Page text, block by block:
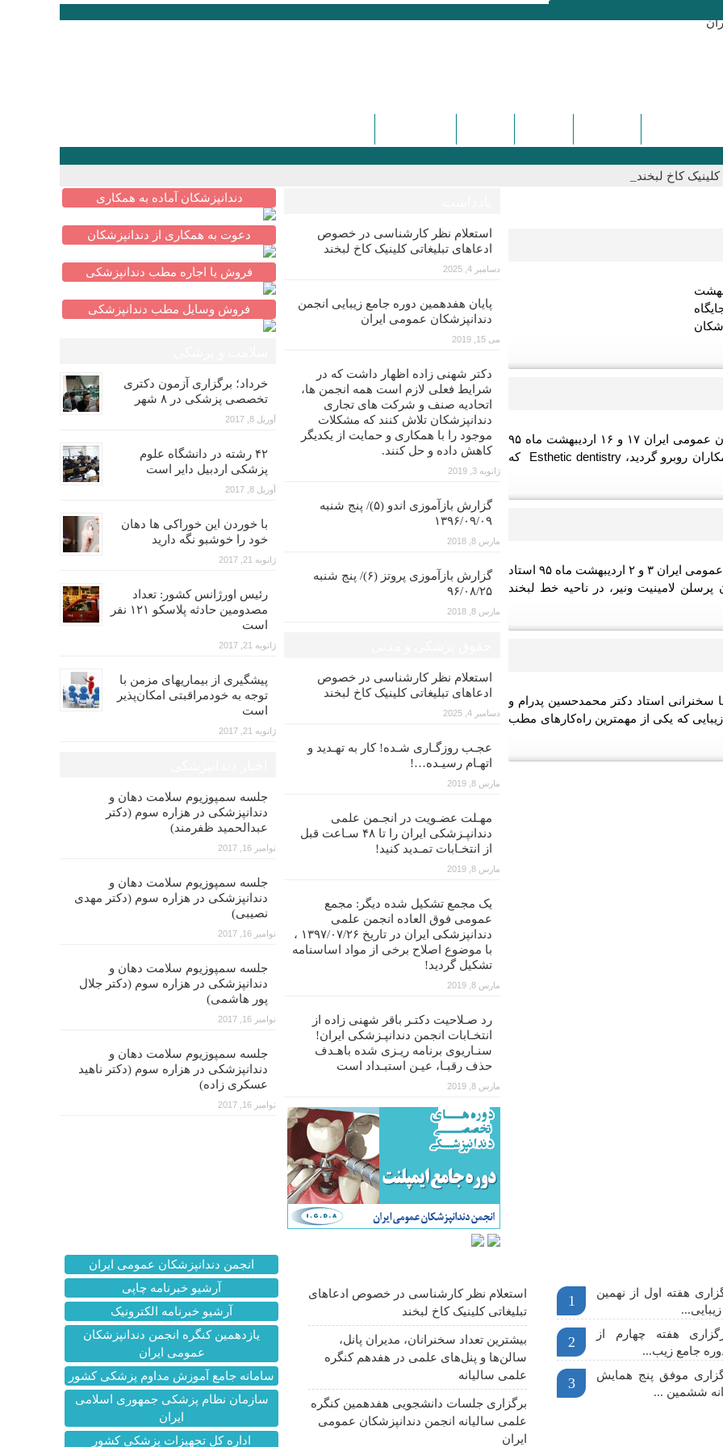
کاخ لبخند_
جامع زیبایی ۳۰ و ۳۱ اردیبهشت
چهارمین هفته از دهمین دوره جامع زیبایی انجمن دندانپزشکان عمومی ایران ۱۷ و ۱۶ اردیبهشت ماه ۹۵
در ادامه برگزاری دهمین دوره زیبایی که با استقبال خوب همکاران روبرو گردید، Esthetic dentistry که
سومین هفته از دهمین دوره جامع زیبایی انجمن دندانپزشکان عمومی ایران ۳ و ۲ اردیبهشت ماه ۹۵ استاد
لامینیت ونیر، در ناحیه خط لبخند
سخنرانی استاد دکتر محمدحسین پدرام و
که یکی از مهمترین راه‌کارهای مطب
استعلام نظر کارشناسی در خصوص
ادعاهای تبلیغاتی کلینیک کاخ لبخند
دسامبر 4, 2025
پایان هفدهمین دوره جامع زیبایی انجمن
دندانپزشکان عمومی ایران
می 15, 2019
دکتر شهنی زاده اظهار داشت که در
شرایط فعلی لازم است همه انجمن ها،
اتحادیه صنف و شرکت های تجاری
دندانپزشکان تلاش کنند که مشکلات
موجود را با همکاری و حمایت از یکدیگر
کاهش داده و حل کنند.
ژانویه 3, 2019
گزارش بازآموزی اندو (۵)/ پنج شنبه
۱۳۹۶/۰۹/۰۹
مارس 8, 2018
گزارش بازآموزی پروتز (۶)/ پنج شنبه
۹۶/۰۸/۲۵
مارس 8, 2018
استعلام نظر کارشناسی در خصوص
ادعاهای تبلیغاتی کلینیک کاخ لبخند
دسامبر 4, 2025
عجـب روزگـاری شـده! کار به تهـدید و
اتهـام رسیـده…!
مارس 8, 2019
مهـلت عضـویت در انجـمن علمی
دندانپـزشکی ایران را تا ۴۸ سـاعت قبل
از انتخـابات تمـدید کنید!
مارس 8, 2019
یک مجمع تشکیل شده دیگر: مجمع
عمومی فوق العاده انجمن علمی
دندانپزشکی ایران در تاریخ ۱۳۹۷/۰۷/۲۶ ،
با موضوع اصلاح برخی از مواد اساسنامه
تشکیل گردید!
مارس 8, 2019
رد صـلاحیت دکتـر باقر شهنی زاده از
انتخـابات انجمن دندانپـزشکی ایران!
سنـاریوی برنامه ریـزی شده باهـدف
حذف رقبـا، عیـن استبـداد است
مارس 8, 2019
دندانپزشکان آماده به همکاری
دعوت به همکاری از دندانپزشکان
فروش یا اجاره مطب دندانپزشکی
فروش وسایل مطب دندانپزشکی
خرداد؛ برگزاری آزمون دکتری
تخصصی پزشکی در ۸ شهر
آوریل 8, 2017
۴۲ رشته در دانشگاه علوم
پزشکی اردبیل دایر است
آوریل 8, 2017
با خوردن این خوراکی ها دهان
خود را خوشبو نگه دارید
ژانویه 21, 2017
رئیس اورژانس کشور: تعداد
مصدومین حادثه پلاسکو ۱۲۱ نفر
است
ژانویه 21, 2017
پیشگیری از بیماریهای مزمن با
توجه به خودمراقبتی امکان‌پذیر
است
ژانویه 21, 2017
جلسه سمپوزیوم سلامت دهان و
دندانپزشکی در هزاره سوم (دکتر
عبدالحمید ظفرمند)
نوامبر 16, 2017
جلسه سمپوزیوم سلامت دهان و
دندانپزشکی در هزاره سوم (دکتر مهدی
نصیبی)
نوامبر 16, 2017
جلسه سمپوزیوم سلامت دهان و
دندانپزشکی در هزاره سوم (دکتر جلال
پور هاشمی)
نوامبر 16, 2017
جلسه سمپوزیوم سلامت دهان و
دندانپزشکی در هزاره سوم (دکتر ناهید
عسکری زاده)
نوامبر 16, 2017
انجمن دندانپزشکان عمومی ایران
آرشیو خبرنامه چاپی
آرشیو خبرنامه الکترونیک
یازدهمین کنگره انجمن دندانپزشکان
عمومی ایران
سامانه جامع آموزش مداوم پزشکی کشور
سازمان نظام پزشکی جمهوری اسلامی
ایران
اداره کل تجهیزات پزشکی کشور
استعلام نظر کارشناسی در خصوص ادعاهای
تبلیغاتی کلینیک کاخ لبخند
بیشترین تعداد سخنرانان، مدیران پانل،
سالن‌ها و پنل‌های علمی در هفدهم کنگره
علمی سالیانه
برگزاری جلسات دانشجویی هفدهمین کنگره
علمی سالیانه انجمن دندانپزشکان عمومی
ایران
1
هفته اول از نهمین
2
هفته چهارم از
جامع زیب...
3
موفق پنج همایش
ششمین ...